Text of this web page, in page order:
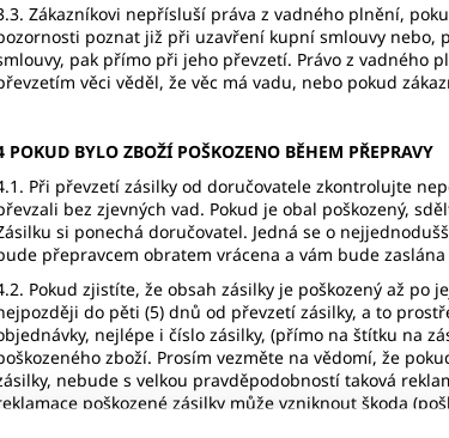
Zákazníkovi nepřísluší práva z vadného plnění,
poznat již při uzavření kupní smlouvy
pak přímo při jeho převzetí. Právo z vadného
věci věděl, že věc má vadu, nebo pokud
POKUD BYLO ZBOŽÍ POŠKOZENO BĚHEM PŘEPRAVY
Při převzetí zásilky od doručovatele zkontrolujte
bez zjevných vad. Pokud je obal poškozený,
si ponechá doručovatel. Jedná se o
přepravcem obratem vrácena a vám bude zaslána
Pokud zjistíte, že obsah zásilky je poškozený až
do pěti (5) dnů od převzetí zásilky, a to
nejlépe i číslo zásilky, (přímo na štítku na
zboží. Prosím vezměte na vědomí, že
nebude s velkou pravděpodobností taková
poškozené zásilky může vzniknout škoda
pozdní reklamaci), takto vzniklou škodu jsme